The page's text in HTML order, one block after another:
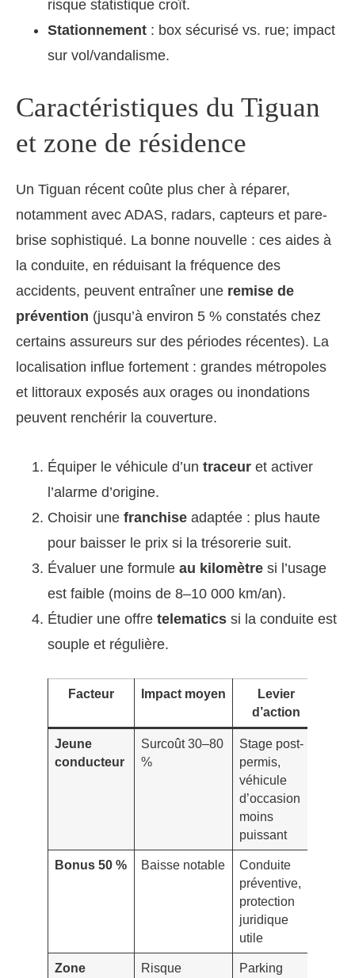
risque statistique croît.
Stationnement : box sécurisé vs. rue; impact
sur vol/vandalisme.
Caractéristiques du Tiguan
et zone de résidence
Un Tiguan récent coûte plus cher à réparer,
notamment avec ADAS, radars, capteurs et pare-
brise sophistiqué. La bonne nouvelle : ces aides à
la conduite, en réduisant la fréquence des
accidents, peuvent entraîner une remise de
prévention (jusqu’à environ 5 % constatés chez
certains assureurs sur des périodes récentes). La
localisation influe fortement : grandes métropoles
et littoraux exposés aux orages ou inondations
peuvent renchérir la couverture.
Équiper le véhicule d’un traceur et activer
l’alarme d’origine.
Choisir une franchise adaptée : plus haute
pour baisser le prix si la trésorerie suit.
Évaluer une formule au kilomètre si l’usage
est faible (moins de 8–10 000 km/an).
Étudier une offre telematics si la conduite est
souple et régulière.
Facteur Impact moyen
Levier
d’action
Jeune
conducteur
Surcoût 30–80
%
Stage post-
permis,
véhicule
d’occasion
moins
puissant
Bonus 50 % Baisse notable
Conduite
préventive,
protection
juridique
utile
Zone
Risque
Parking